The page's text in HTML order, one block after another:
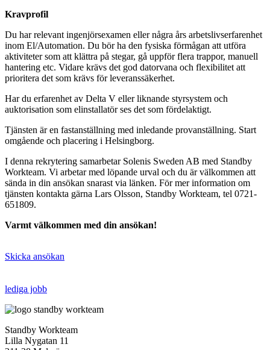
Kravprofil
Du har relevant ingenjörsexamen eller några års arbetslivserfarenhet
inom El/Automation. Du bör ha den fysiska förmågan att utföra
aktiviteter som att klättra på stegar, gå uppför flera trappor, manuell
hantering etc. Vidare krävs det god datorvana och flexibilitet att
prioritera det som krävs för leveranssäkerhet.
Har du erfarenhet av Delta V eller liknande styrsystem och
auktorisation som elinstallatör ses det som fördelaktigt.
Tjänsten är en fastanställning med inledande provanställning. Start
omgående och placering i Helsingborg.
I denna rekrytering samarbetar Solenis Sweden AB med Standby
Workteam. Vi arbetar med löpande urval och du är välkommen att
sända in din ansökan snarast via länken. För mer information om
tjänsten kontakta gärna Lars Olsson, Standby Workteam, tel 0721-
651809.
Varmt välkommen med din ansökan!
Skicka ansökan
lediga jobb
Standby Workteam
Lilla Nygatan 11